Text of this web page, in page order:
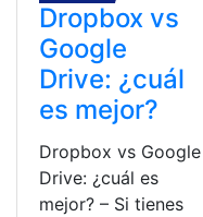
Dropbox vs
Google
Drive: ¿cuál
es mejor?
Dropbox vs Google
Drive: ¿cuál es
mejor? – Si tienes